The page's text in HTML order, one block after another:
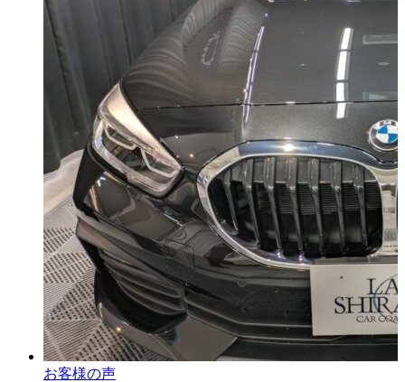
お客様の声